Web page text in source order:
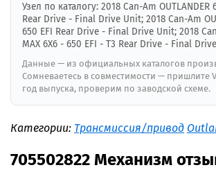
Узел по каталогу: 2018 Can-Am OUTLANDER
Rear Drive - Final Drive Unit; 2018 Can-Am
650 EFI Rear Drive - Final Drive Unit; 2018
MAX 6X6 - 650 EFI - T3 Rear Drive - Final
Данные — из официальных каталогов
Сомневаетесь в совместимости — пришлите
год выпуска, проверим по заводской схеме.
Категории: Трансмиссия/привод
705502822 Механизм